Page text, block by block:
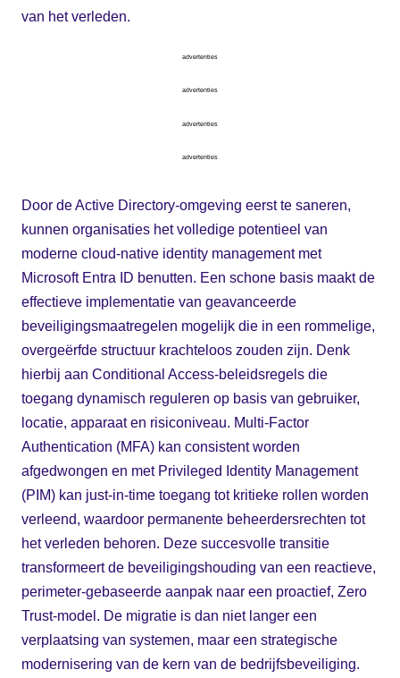
van het verleden.
advertenties
advertenties
advertenties
advertenties
Door de Active Directory-omgeving eerst te saneren,
kunnen organisaties het volledige potentieel van
moderne cloud-native identity management met
Microsoft Entra ID benutten. Een schone basis maakt de
effectieve implementatie van geavanceerde
beveiligingsmaatregelen mogelijk die in een rommelige,
overgeërfde structuur krachteloos zouden zijn. Denk
hierbij aan Conditional Access-beleidsregels die
toegang dynamisch reguleren op basis van gebruiker,
locatie, apparaat en risiconiveau. Multi-Factor
Authentication (MFA) kan consistent worden
afgedwongen en met Privileged Identity Management
(PIM) kan just-in-time toegang tot kritieke rollen worden
verleend, waardoor permanente beheerdersrechten tot
het verleden behoren. Deze succesvolle transitie
transformeert de beveiligingshouding van een reactieve,
perimeter-gebaseerde aanpak naar een proactief, Zero
Trust-model. De migratie is dan niet langer een
verplaatsing van systemen, maar een strategische
modernisering van de kern van de bedrijfsbeveiliging.